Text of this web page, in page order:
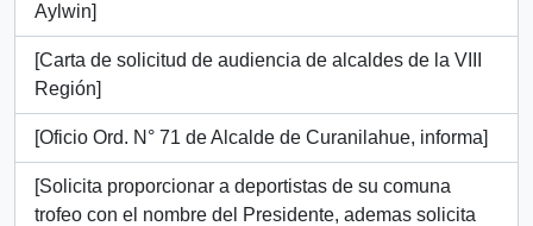
Aylwin]
[Carta de solicitud de audiencia de alcaldes de la VIII
Región]
[Oficio Ord. N° 71 de Alcalde de Curanilahue, informa]
[Solicita proporcionar a deportistas de su comuna
trofeo con el nombre del Presidente, ademas solicita